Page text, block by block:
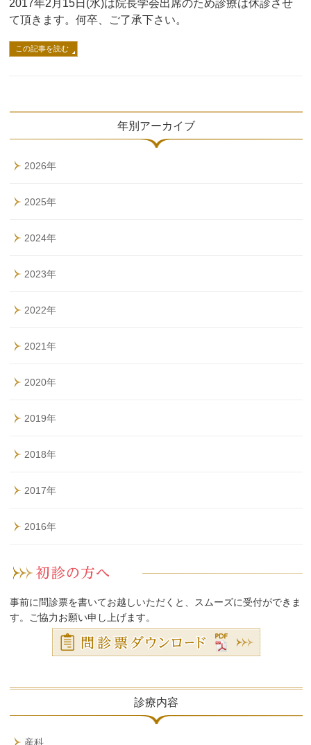
2017年2月15日(水)は院長学会出席のため診療は休診させ
て頂きます。何卒、ご了承下さい。
この記事を読む
年別アーカイブ
2026年
2025年
2024年
2023年
2022年
2021年
2020年
2019年
2018年
2017年
2016年
事前に問診票を書いてお越しいただくと、スムーズに受付ができま
す。ご協力お願い申し上げます。
診療内容
産科